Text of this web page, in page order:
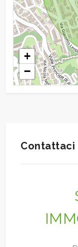
+
−
Contattaci
minime
Qualsiasi
1
4